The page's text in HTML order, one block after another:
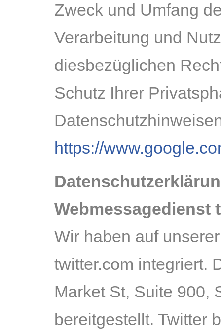
Zweck und Umfang
Verarbeitung und
diesbezüglichen
Schutz Ihrer
https://
Webmessagedienst
Wir haben auf
twitter.com integriert.
Market St, Suite 900,
bereitgestellt. Twitter